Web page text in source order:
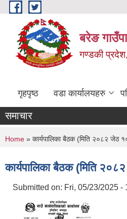
Skip to main content
बरेङ
गण्डकी
गृहपृष्ठ वडा कार्यालयहरु
समाचार
You are here
Home » कार्यपालिका बैठक (मिति २०८२ जेठ
कार्यपालिका बैठक (मिति
Submitted on: Fri, 05/23/2025 -